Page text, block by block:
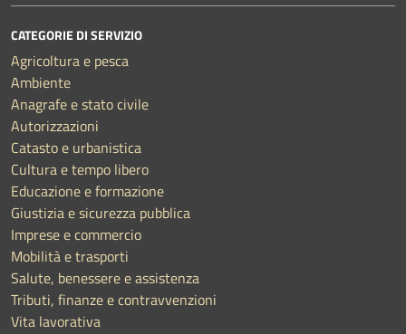
CATEGORIE DI SERVIZIO
Agricoltura e pesca
Ambiente
Anagrafe e stato civile
Autorizzazioni
Catasto e urbanistica
Cultura e tempo libero
Educazione e formazione
Giustizia e sicurezza pubblica
Imprese e commercio
Mobilità e trasporti
Salute, benessere e assistenza
Tributi, finanze e contravvenzioni
Vita lavorativa